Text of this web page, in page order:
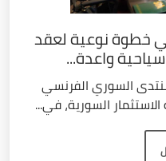
خطوة نوعية لعقد
واعدة...
السوري الفرنسي
السورية، في...